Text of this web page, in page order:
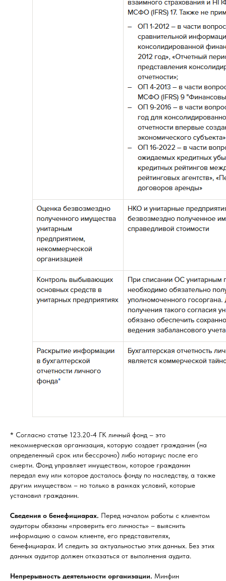
* Согласно статье 123.20-4 ГК личный фонд – это
некоммерческая организация, которую создает гражданин (на
определенный срок или бессрочно) либо нотариус после его
смерти. Фонд управляет имуществом, которое гражданин
передал ему или которое досталось фонду по наследству, а также
другим имуществом – но только в рамках условий, которые
установил гражданин.
Сведения о бенефициарах. Перед началом работы с клиентом
аудиторы обязаны «проверить его личность» – выяснить
информацию о самом клиенте, его представителях,
бенефициарах. И следить за актуальностью этих данных. Без этих
данных аудитор должен отказаться от выполнения аудита.
Непрерывность деятельности организации. Минфин